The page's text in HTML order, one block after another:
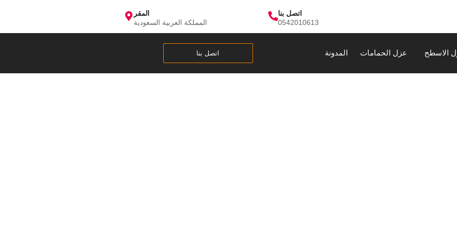
اتصل بنا
0542010613
المقر
المملكة العربية السعودية
الاسطح عزل الحمامات المدونة اتصل بنا